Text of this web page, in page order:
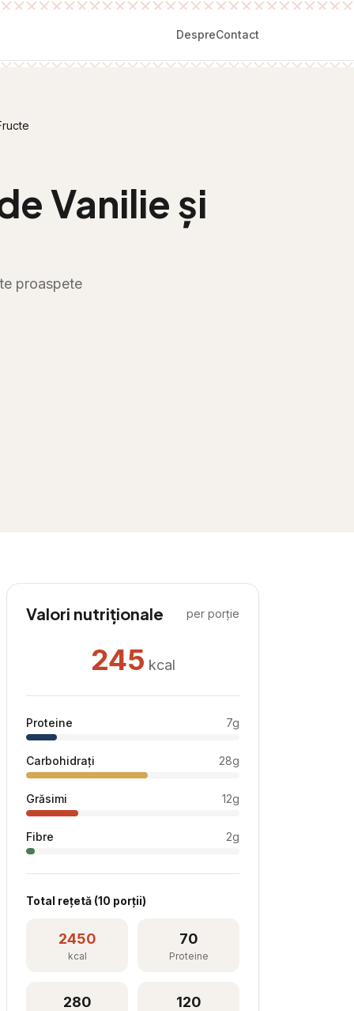
DespreContact
Vanilie și
proaspete
Valori nutriționale per porție
245 kcal
Proteine 7g
Carbohidrați 28g
Grăsimi 12g
Fibre 2g
Total rețetă (10 porții)
2450
kcal
70
Proteine
280 120